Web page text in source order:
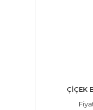
ÇİÇEK